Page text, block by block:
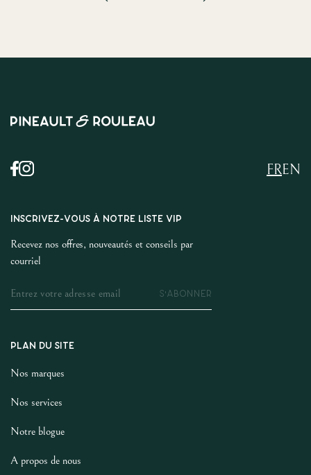
EN
FR
INSCRIVEZ-VOUS À NOTRE LISTE VIP
Recevez nos offres, nouveautés et conseils par
courriel
S'ABONNER
PLAN DU SITE
Nos marques
Nos services
Notre blogue
A propos de nous